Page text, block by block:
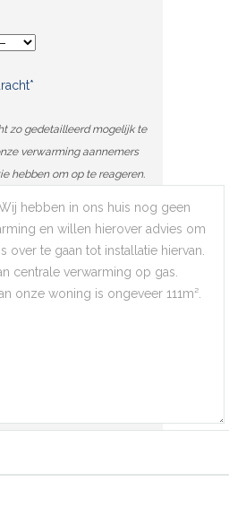
zo gedetailleerd mogelijk te
verwarming aannemers
hebben om op te reageren.